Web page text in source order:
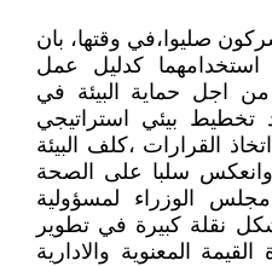
صليوا،في وقتها، بان
استخدامهما كدليل عمل
اجل حماية البيئة في
تخطيط بيئي استراتيجي
القرارات ،كلف البيئة
وانعكس سلبا على الصحة
مجلس الوزراء لمسؤولية
نقلة كبيرة في تطوير
المعنوية والادارية